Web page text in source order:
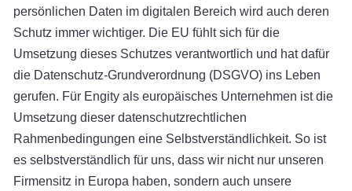
persönlichen Daten im digitalen Bereich wird auch deren
Schutz immer wichtiger. Die EU fühlt sich für die
Umsetzung dieses Schutzes verantwortlich und hat dafür
die Datenschutz-Grundverordnung (DSGVO) ins Leben
gerufen. Für Engity als europäisches Unternehmen ist die
Umsetzung dieser datenschutzrechtlichen
Rahmenbedingungen eine Selbstverständlichkeit. So ist
es selbstverständlich für uns, dass wir nicht nur unseren
Firmensitz in Europa haben, sondern auch unsere